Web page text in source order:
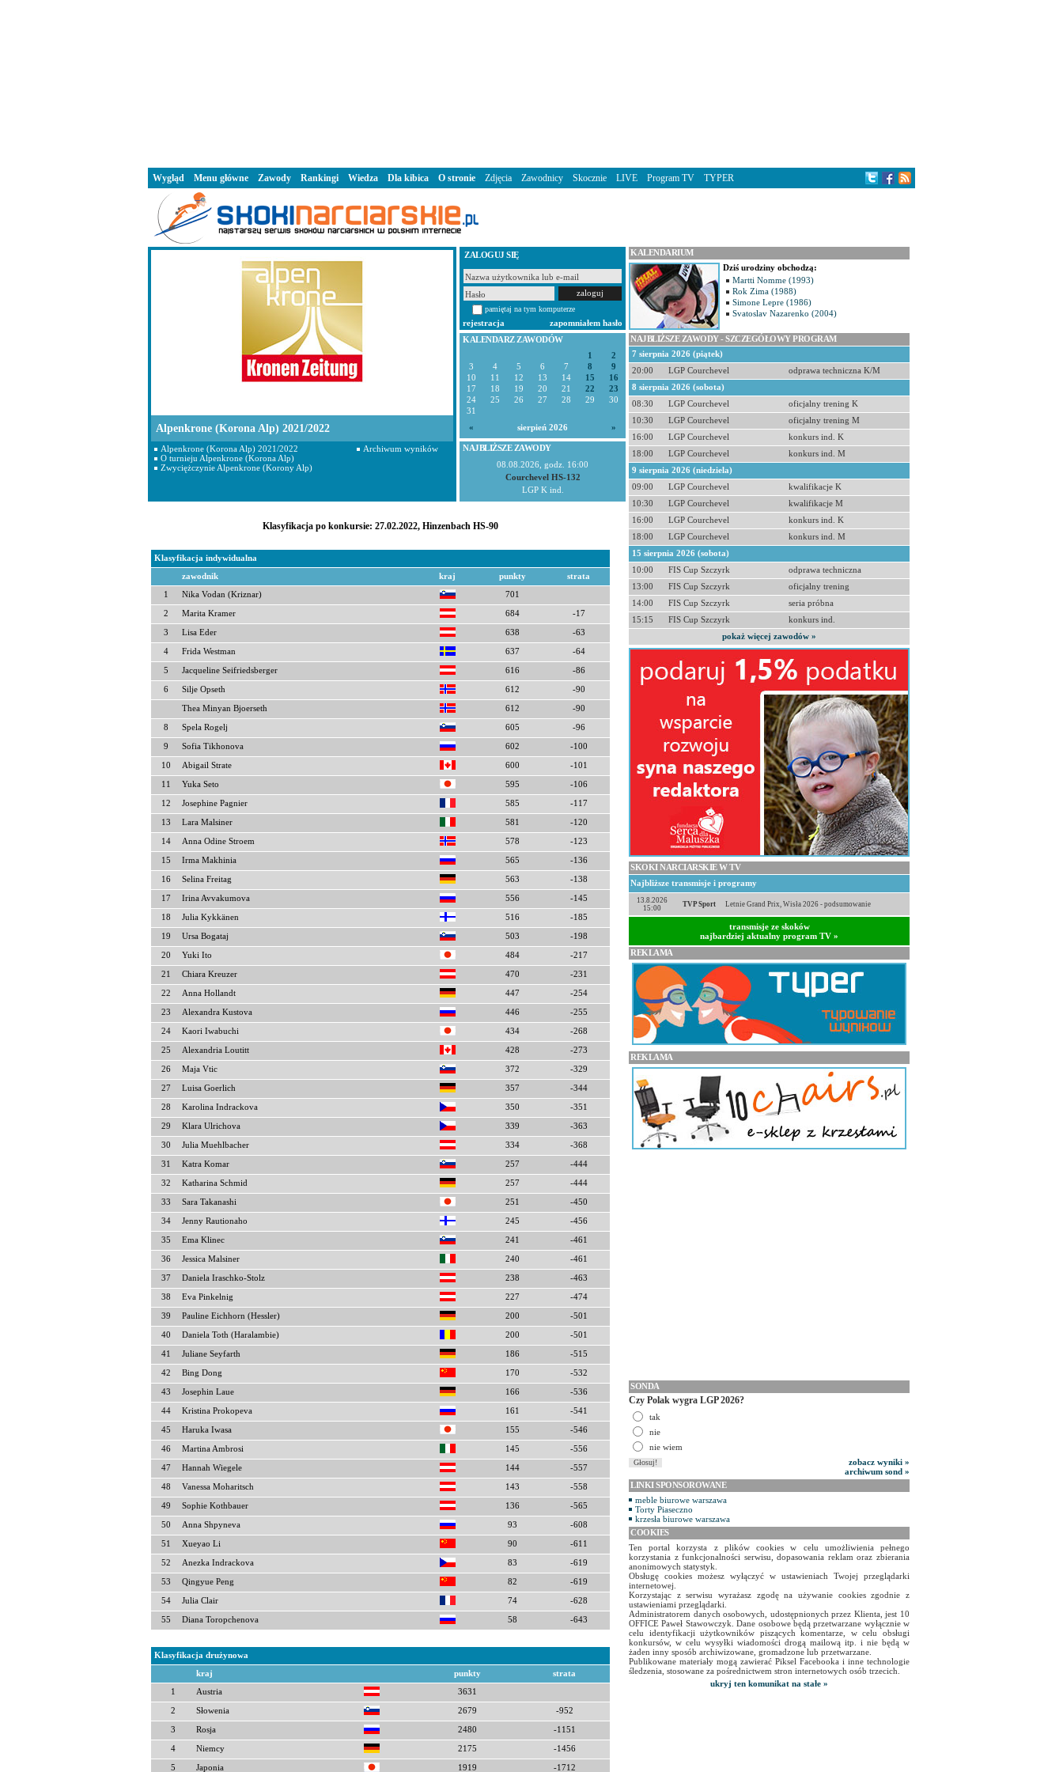
ZALOGUJ SIĘ
pamiętaj na tym komputerze
rejestracja
zapomniałem hasło
KALENDARZ ZAWODÓW
1
2
3
4 5 6 7 8
9
10
11 12 13 14 15
16
17
18 19 20 21 22
23
24
25 26 27 28 29
30
31
«
sierpień 2026 »
NAJBLIŻSZE ZAWODY
08.08.2026, godz. 16:00
Courchevel HS-132
LGP K ind.
Klasyfikacja po konkursie: 27.02.2022, Hinzenbach HS-90
Klasyfikacja indywidualna
zawodnik kraj punkty strata
1 Nika Vodan (Kriznar) 701
2 Marita Kramer 684 -17
3 Lisa Eder 638 -63
4 Frida Westman 637 -64
5 Jacqueline Seifriedsberger 616 -86
6 Silje Opseth 612 -90
Thea Minyan Bjoerseth 612 -90
8 Spela Rogelj 605 -96
9 Sofia Tikhonova 602 -100
10 Abigail Strate 600 -101
11 Yuka Seto 595 -106
12 Josephine Pagnier 585 -117
13 Lara Malsiner 581 -120
14 Anna Odine Stroem 578 -123
15 Irma Makhinia 565 -136
16 Selina Freitag 563 -138
17 Irina Avvakumova 556 -145
18 Julia Kykkänen 516 -185
19 Ursa Bogataj 503 -198
20 Yuki Ito 484 -217
21 Chiara Kreuzer 470 -231
22 Anna Hollandt 447 -254
23 Alexandra Kustova 446 -255
24 Kaori Iwabuchi 434 -268
25 Alexandria Loutitt 428 -273
26 Maja Vtic 372 -329
27 Luisa Goerlich 357 -344
28 Karolina Indrackova 350 -351
29 Klara Ulrichova 339 -363
30 Julia Muehlbacher 334 -368
31 Katra Komar 257 -444
32 Katharina Schmid 257 -444
33 Sara Takanashi 251 -450
34 Jenny Rautionaho 245 -456
35 Ema Klinec 241 -461
36 Jessica Malsiner 240 -461
37 Daniela Iraschko-Stolz 238 -463
38 Eva Pinkelnig 227 -474
39 Pauline Eichhorn (Hessler) 200 -501
40 Daniela Toth (Haralambie) 200 -501
41 Juliane Seyfarth 186 -515
42 Bing Dong 170 -532
43 Josephin Laue 166 -536
44 Kristina Prokopeva 161 -541
45 Haruka Iwasa 155 -546
46 Martina Ambrosi 145 -556
47 Hannah Wiegele 144 -557
48 Vanessa Moharitsch 143 -558
49 Sophie Kothbauer 136 -565
50 Anna Shpyneva 93 -608
51 Xueyao Li 90 -611
52 Anezka Indrackova 83 -619
53 Qingyue Peng 82 -619
54 Julia Clair 74 -628
55 Diana Toropchenova 58 -643
Klasyfikacja drużynowa
kraj punkty strata
1 Austria 3631
2 Słowenia 2679 -952
3 Rosja 2480 -1151
4 Niemcy 2175 -1456
5 Japonia 1919 -1712
Alpenkrone (Korona Alp) 2021/2022
Alpenkrone (Korona Alp) 2021/2022
Archiwum wyników
O turnieju Alpenkrone (Korona Alp)
Zwyciężczynie Alpenkrone (Korony Alp)
KALENDARIUM
Dziś urodziny obchodzą:
Martti Nomme (1993)
Rok Zima (1988)
Simone Lepre (1986)
Svatoslav Nazarenko (2004)
NAJBLIŻSZE ZAWODY - SZCZEGÓŁOWY PROGRAM
7 sierpnia 2026 (piątek)
20:00
LGP Courchevel
odprawa techniczna K/M
8 sierpnia 2026 (sobota)
08:30
LGP Courchevel
oficjalny trening K
10:30
LGP Courchevel
oficjalny trening M
16:00
LGP Courchevel
konkurs ind. K
18:00
LGP Courchevel
konkurs ind. M
9 sierpnia 2026 (niedziela)
09:00
LGP Courchevel
kwalifikacje K
10:30
LGP Courchevel
kwalifikacje M
16:00
LGP Courchevel
konkurs ind. K
18:00
LGP Courchevel
konkurs ind. M
15 sierpnia 2026 (sobota)
10:00
FIS Cup Szczyrk
odprawa techniczna
13:00
FIS Cup Szczyrk
oficjalny trening
14:00
FIS Cup Szczyrk
seria próbna
15:15
FIS Cup Szczyrk
konkurs ind.
pokaż więcej zawodów »
SKOKI NARCIARSKIE W TV
Najbliższe transmisje i programy
13.8.2026
15:00
TVP Sport Letnie Grand Prix, Wisła 2026 - podsumowanie
transmisje ze skoków
najbardziej aktualny program TV »
REKLAMA
REKLAMA
SONDA
Czy Polak wygra LGP 2026?
tak
nie
nie wiem
zobacz wyniki »
archiwum sond »
LINKI SPONSOROWANE
meble biurowe warszawa
Torty Piaseczno
krzesła biurowe warszawa
COOKIES
Ten portal korzysta z plików cookies w celu umożliwienia pełnego
korzystania z funkcjonalności serwisu, dopasowania reklam oraz zbierania
anonimowych statystyk.
Obsługę cookies możesz wyłączyć w ustawieniach Twojej przeglądarki
internetowej.
Korzystając z serwisu wyrażasz zgodę na używanie cookies zgodnie z
ustawieniami przeglądarki.
Administratorem danych osobowych, udostępnionych przez Klienta, jest 10
OFFICE Paweł Stawowczyk. Dane osobowe będą przetwarzane wyłącznie w
celu identyfikacji użytkowników piszących komentarze, w celu obsługi
konkursów, w celu wysyłki wiadomości drogą mailową itp. i nie będą w
żaden inny sposób archiwizowane, gromadzone lub przetwarzane.
Publikowane materiały mogą zawierać Piksel Facebooka i inne technologie
śledzenia, stosowane za pośrednictwem stron internetowych osób trzecich.
ukryj ten komunikat na stałe »
Wygląd Menu główne Zawody Rankingi Wiedza Dla kibica O stronie Zdjęcia Zawodnicy Skocznie LIVE Program TV TYPER